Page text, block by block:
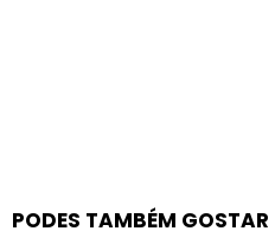
PODES TAMBÉM GOSTAR